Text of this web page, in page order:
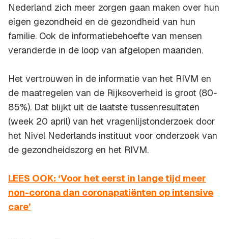
Nederland zich meer zorgen gaan maken over hun
eigen gezondheid en de gezondheid van hun
familie. Ook de informatiebehoefte van mensen
veranderde in de loop van afgelopen maanden.
Het vertrouwen in de informatie van het RIVM en
de maatregelen van de Rijksoverheid is groot (80-
85%). Dat blijkt uit de laatste tussenresultaten
(week 20 april) van het vragenlijstonderzoek door
het Nivel Nederlands instituut voor onderzoek van
de gezondheidszorg en het RIVM.
LEES OOK: ‘Voor het eerst in lange tijd meer
non-corona dan coronapatiënten op intensive
care’